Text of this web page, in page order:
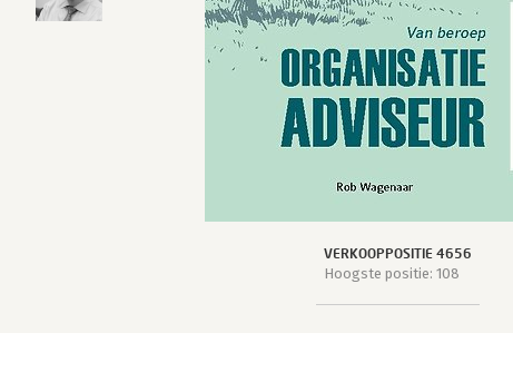
VERKOOPPOSITIE 4656
Hoogste positie: 108